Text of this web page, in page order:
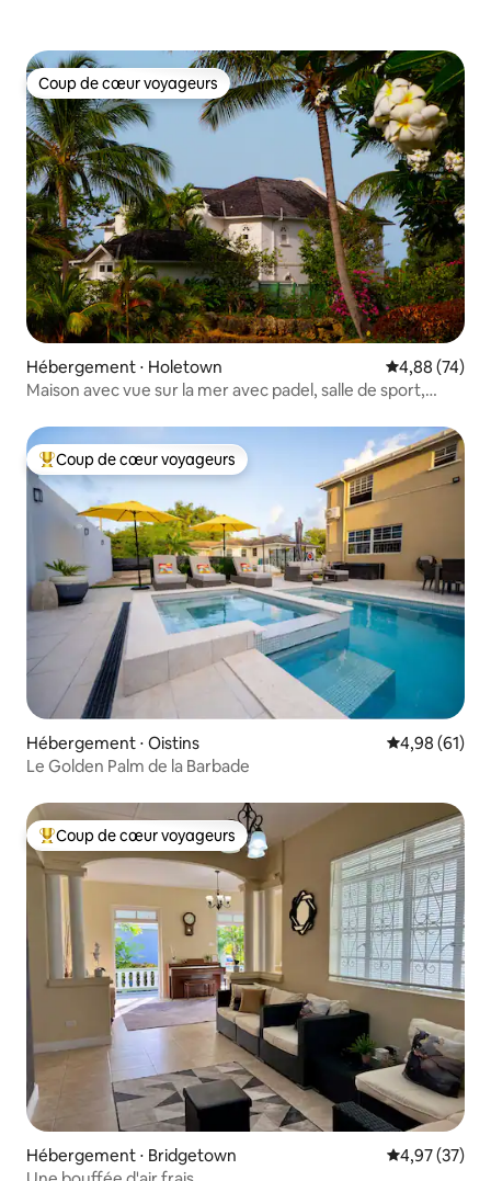
Coup de cœur voyageurs
Coup de cœur voyageurs
Hébergement ⋅ Holetown Évaluation
4,88 (74)
Maison avec vue sur la mer avec padel, salle de sport,
Coups de cœur voyageurs les plus appréciés
Coup de cœur voyageurs
Hébergement ⋅ Oistins Évaluation
4,98 (61)
Le Golden Palm de la Barbade
Coups de cœur voyageurs les plus appréciés
Coup de cœur voyageurs
Hébergement ⋅ Bridgetown Évaluation
4,97 (37)